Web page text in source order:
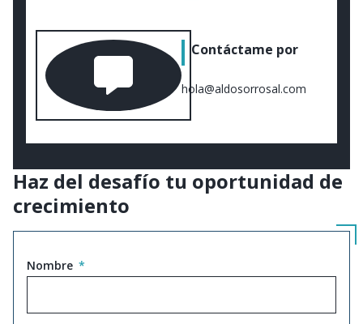
Haz del desafío tu oportunidad de
crecimiento
Nombre
Contáctame por
hola@aldosorrosal.com